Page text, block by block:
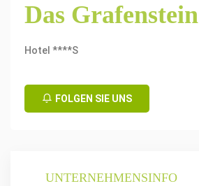
Das Grafenstein
Hotel ****S
FOLGEN SIE UNS
UNTERNEHMENSINFO